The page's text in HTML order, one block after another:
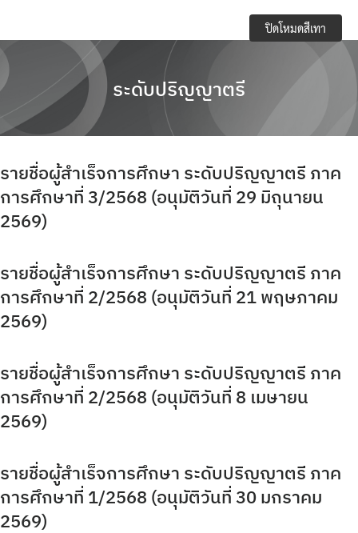
contentRegulations you should know and academic
activities
การจัดการความปลอดภัย อาชีวอนามัยและสภาพ
การเปิดเผยข้อมูลสาธารณะ (OIT)
กิจกรรมวิชาการ
ข้อบังคับ ประกาศ
ข้อมูลจำนวนนักศึกษา
คู่มือหลักสูตร
บุคลากรสำนักส่งเสริมวิชาการและงานทะเบียน
ประกาศจาก อว. และคุรุสภา
ประกาศจาก อว. และคุรุสภา
ระดับปริญญาตรี
รายชื่อผู้สำเร็จการศึกษา ระดับปริญญาตรี ภาค
การศึกษาที่ 3/2568 (อนุมัติวันที่ 29 มิถุนายน
2569)
รายชื่อผู้สำเร็จการศึกษา ระดับปริญญาตรี ภาค
การศึกษาที่ 2/2568 (อนุมัติวันที่ 21 พฤษภาคม
2569)
รายชื่อผู้สำเร็จการศึกษา ระดับปริญญาตรี ภาค
การศึกษาที่ 2/2568 (อนุมัติวันที่ 8 เมษายน
2569)
รายชื่อผู้สำเร็จการศึกษา ระดับปริญญาตรี ภาค
การศึกษาที่ 1/2568 (อนุมัติวันที่ 30 มกราคม
2569)
ปิดโหมดสีเทา